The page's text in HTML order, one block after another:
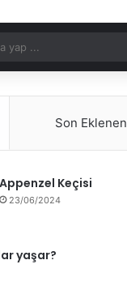
Son Eklenen
Appenzel Keçisi
23/06/2024
yaşar?